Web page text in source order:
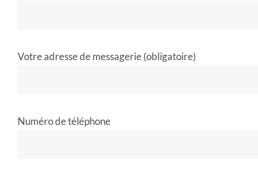
Votre adresse de messagerie (obligatoire)
Numéro de téléphone